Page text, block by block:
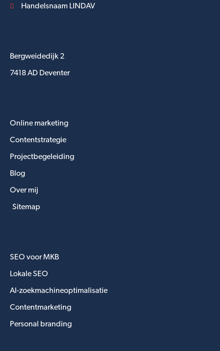
Handelsnaam LINDAV
Bergweidedijk 2
7418 AD Deventer
Online marketing
Contentstrategie
Projectbegeleiding
Blog
Over mij
Sitemap
SEO voor MKB
Lokale SEO
AI-zoekmachineoptimalisatie
Contentmarketing
Personal branding